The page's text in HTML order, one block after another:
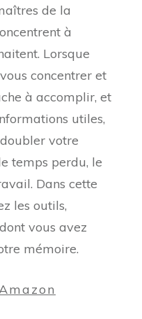
de la
à
Lorsque
concentrer et
à accomplir, et
utiles,
votre
temps perdu, le
Dans cette
les outils,
vous avez
mémoire.